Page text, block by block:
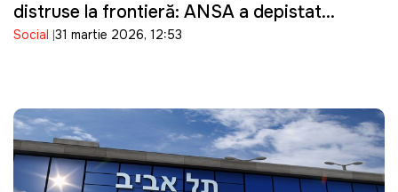
distruse la frontieră: ANSA a depistat
bacterii în produsele importate
Social 31 martie 2026, 12:53